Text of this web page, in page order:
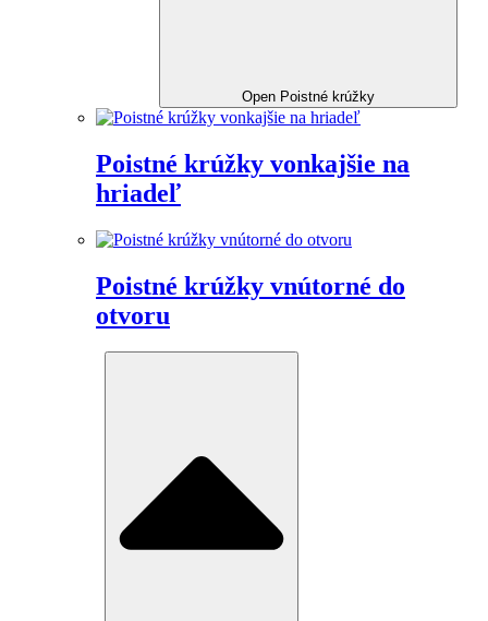
Open Poistné krúžky
Poistné krúžky vonkajšie na
hriadeľ
Poistné krúžky vnútorné do
otvoru